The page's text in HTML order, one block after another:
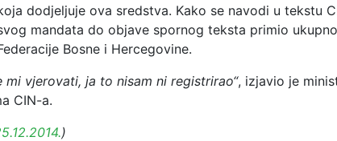
dodjeljuje ova sredstva. Kako se navodi u tekstu
mandata do objave spornog teksta primio
Bosne i Hercegovine.
mi vjerovati, ja to nisam ni registrirao“, izjavio je
CIN-a.
)